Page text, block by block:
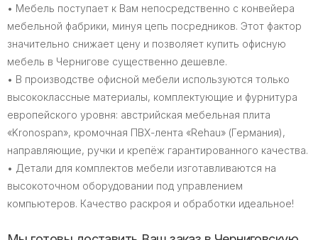
• Мебель поступает к Вам непосредственно с конвейера
мебельной фабрики, минуя цепь посредников. Этот фактор
значительно снижает цену и позволяет купить офисную
мебель в Чернигове существенно дешевле.
• В производстве офисной мебели используются только
высококлассные материалы, комплектующие и фурнитура
европейского уровня: австрийская мебельная плита
«Kronospan», кромочная ПВХ-лента «Rehau» (Германия),
направляющие, ручки и крепёж гарантированного качества.
• Детали для комплектов мебели изготавливаются на
высокоточном оборудовании под управлением
компьютеров. Качество раскроя и обработки идеальное!